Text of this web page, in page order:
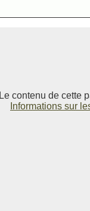
Le contenu de cette
Informations sur